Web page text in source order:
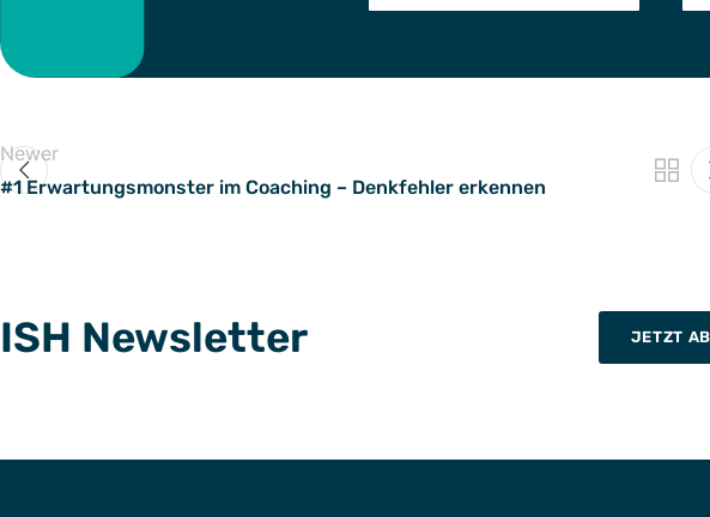
Newer
#1 Erwartungsmonster im Coaching – Denkfehler erkennen
ISH Newsletter JETZT